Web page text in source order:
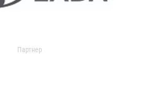
Партнер